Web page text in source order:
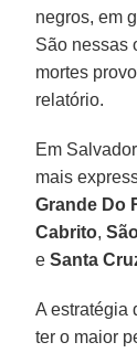
negros, em
São nessas
mortes
relatório.
Em
mais
Grande Do
Cabrito,
eSanta
A estratégia
ter o maior